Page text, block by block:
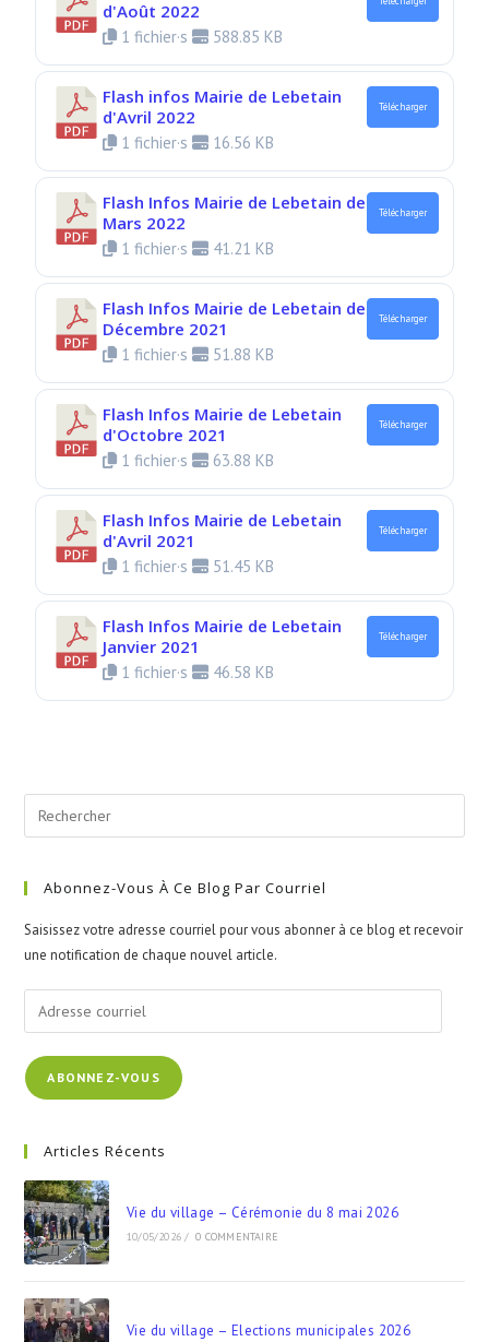
d'Août 2022
1 fichier·s 588.85 KB
Flash infos Mairie de Lebetain
d'Avril 2022
1 fichier·s 16.56 KB
Télécharger
Flash Infos Mairie de Lebetain de
Mars 2022
1 fichier·s 41.21 KB
Télécharger
Flash Infos Mairie de Lebetain de
Décembre 2021
1 fichier·s 51.88 KB
Télécharger
Flash Infos Mairie de Lebetain
d'Octobre 2021
1 fichier·s 63.88 KB
Télécharger
Flash Infos Mairie de Lebetain
d'Avril 2021
1 fichier·s 51.45 KB
Télécharger
Flash Infos Mairie de Lebetain
Janvier 2021
1 fichier·s 46.58 KB
Télécharger
Abonnez-Vous À Ce Blog Par Courriel
Saisissez votre adresse courriel pour vous abonner à ce blog et recevoir
une notification de chaque nouvel article.
ABONNEZ-VOUS
Articles Récents
Vie du village – Cérémonie du 8 mai 2026
10/05/2026 / 0 COMMENTAIRE
Vie du village – Elections municipales 2026